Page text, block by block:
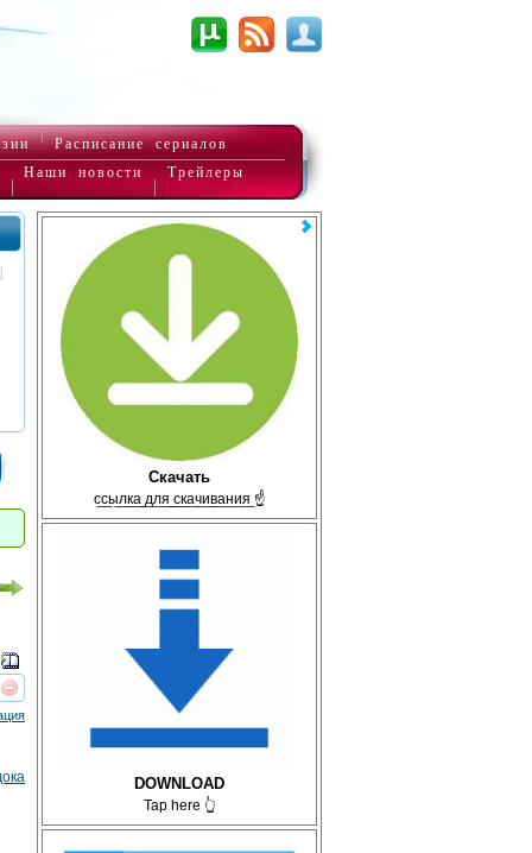
Расписание сериалов
Наши новости Трейлеры
Скачать
с̲с̲ы̲л̲к̲а̲ ̲д̲л̲я̲ ̲с̲к̲а̲ч̲и̲в̲а̲н̲и̲я̲ ☝
DOWNLOAD
Tap here 👆
интересует